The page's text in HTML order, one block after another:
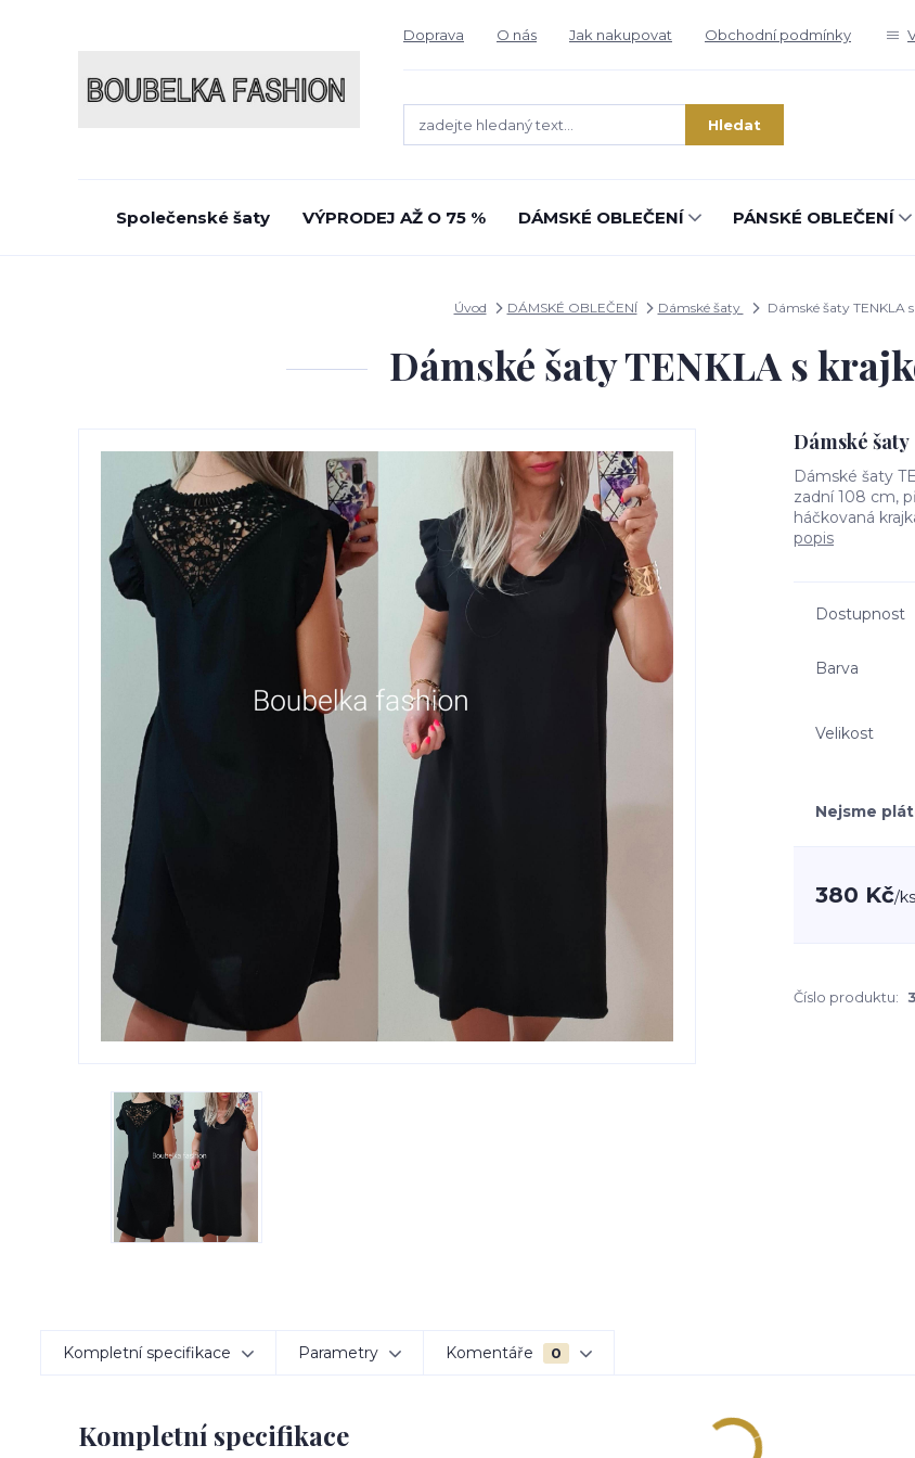
Doprava O nás Jak nakupovat Obchodní podmínky
Hledat
Společenské šaty VÝPRODEJ AŽ O 75 % DÁMSKÉ OBLEČENÍ PÁNSKÉ OBLEČENÍ
Úvod DÁMSKÉ OBLEČENÍ Dámské šaty Dámské šaty TENKLA
Dámské šaty TENKLA s
Dámské šaty
Dámské šaty
zadní 108 cm,
háčkovaná
popis
Dostupnost
Barva
Velikost
Nejsme
380 Kč/ks
Číslo produktu:
Kompletní specifikace Parametry Komentáře 0
Kompletní specifikace